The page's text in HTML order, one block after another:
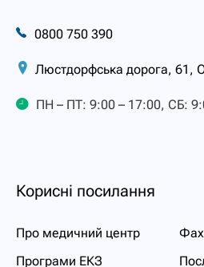
0800 750 390
Люстдорфська дорога, 61,
ПН – ПТ: 9:00 – 17:00, СБ:
Корисні посилання
Про медичний центр
Програми ЕКЗ